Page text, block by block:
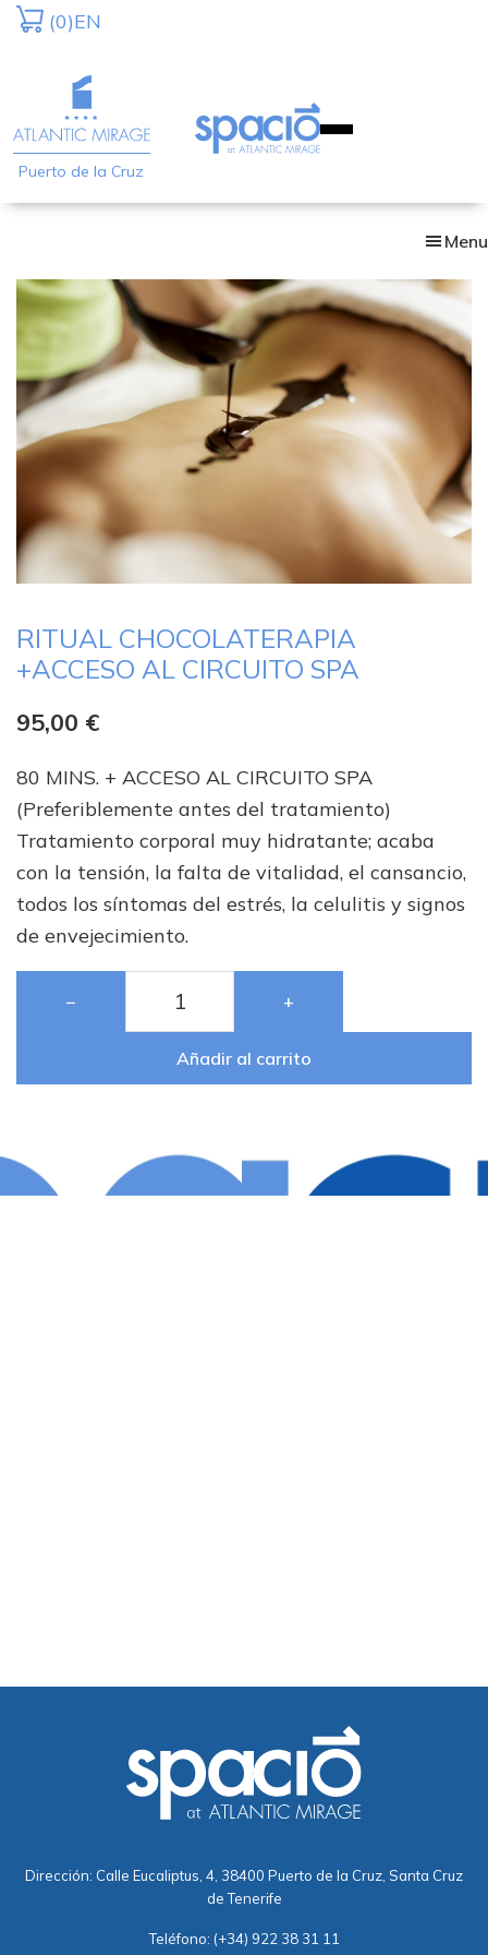
Skip
content
(0)EN
Puerto de la Cruz
Menu
RITUAL CHOCOLATERAPIA
+ACCESO AL CIRCUITO SPA
95,00 €
80 MINS. + ACCESO AL CIRCUITO SPA
(Preferiblemente antes del tratamiento)
Tratamiento corporal muy hidratante; acaba
con la tensión, la falta de vitalidad, el cansancio,
todos los síntomas del estrés, la celulitis y signos
de envejecimiento.
− +
Añadir al carrito
Dirección: Calle Eucaliptus, 4, 38400 Puerto de la Cruz, Santa Cruz
de Tenerife
Teléfono: (+34) 922 38 31 11